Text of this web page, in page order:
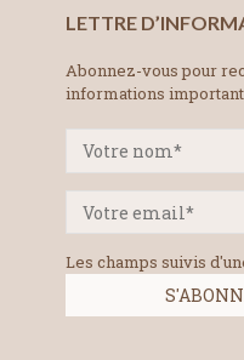
LETTRE
Abonnez-vous pour
informations
Les champs suivis